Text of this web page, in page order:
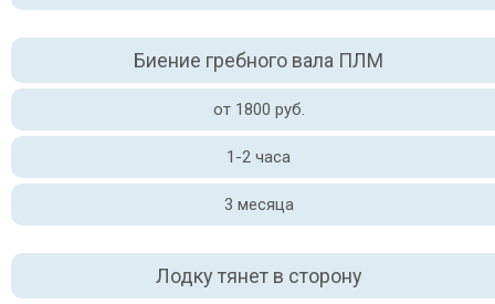
Биение гребного вала ПЛМ
от 1800 руб.
1-2 часа
3 месяца
Лодку тянет в сторону